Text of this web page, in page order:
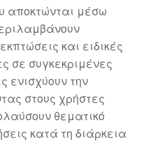
αποκτώνται μέσω
και ειδικές
σε συγκεκριμένες
ενισχύουν την
στους χρήστες
θεματικό
κατά τη διάρκεια